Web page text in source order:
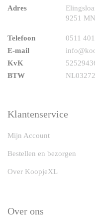
Adres
9251
Telefoon
0511
E-mail
KvK
BTW
Klantenservice
Mijn Account
Bestellen en bezorgen
Over KoopjeXL
Over ons